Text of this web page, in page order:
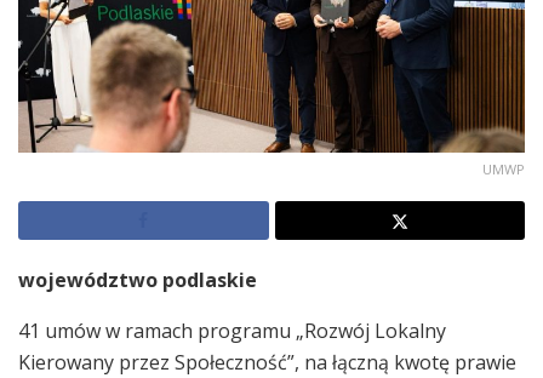
UMWP
województwo podlaskie
41 umów w ramach programu „Rozwój Lokalny
Kierowany przez Społeczność”, na łączną kwotę prawie